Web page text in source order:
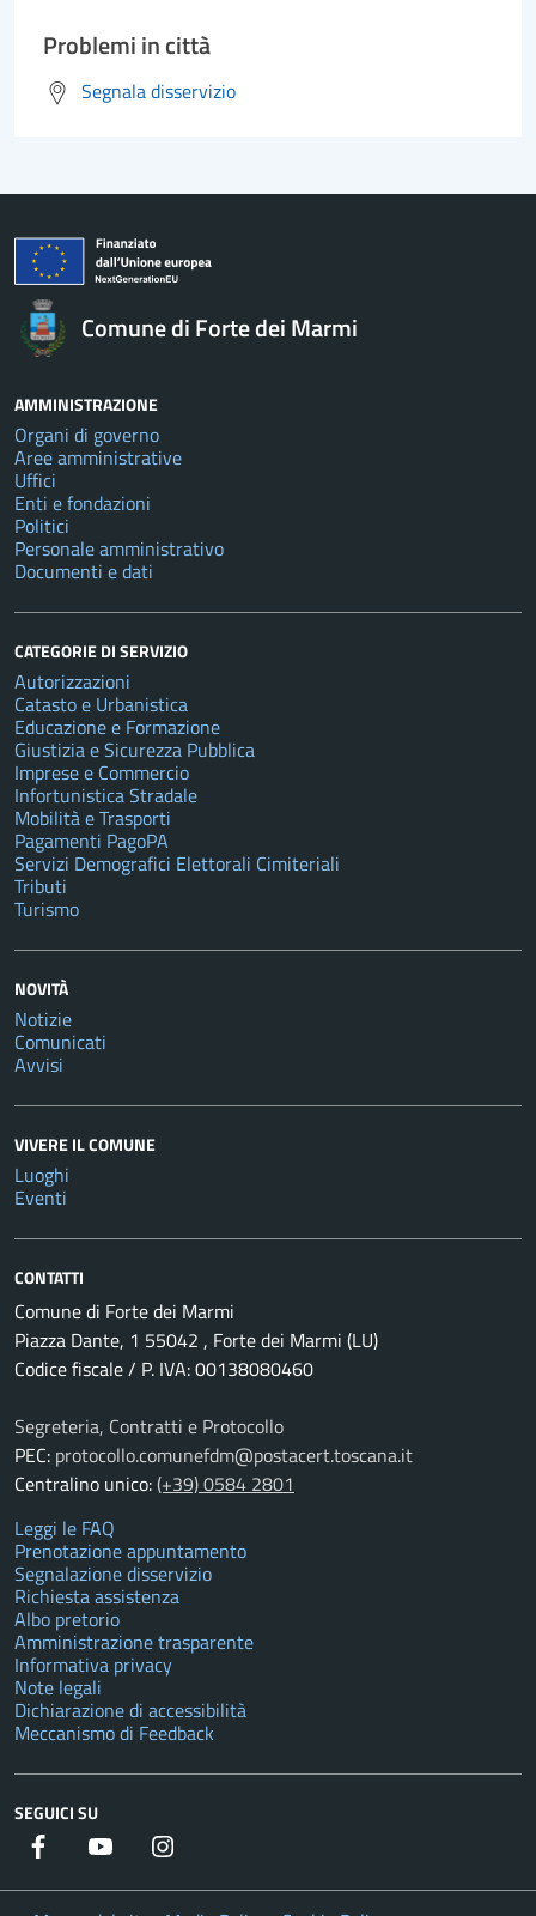
Problemi in città
Segnala disservizio
Comune di Forte dei Marmi
AMMINISTRAZIONE
Organi di governo
Aree amministrative
Uffici
Enti e fondazioni
Politici
Personale amministrativo
Documenti e dati
CATEGORIE DI SERVIZIO
Autorizzazioni
Catasto e Urbanistica
Educazione e Formazione
Giustizia e Sicurezza Pubblica
Imprese e Commercio
Infortunistica Stradale
Mobilità e Trasporti
Pagamenti PagoPA
Servizi Demografici Elettorali Cimiteriali
Tributi
Turismo
NOVITÀ
Notizie
Comunicati
Avvisi
VIVERE IL COMUNE
Luoghi
Eventi
CONTATTI
Comune di Forte dei Marmi
Piazza Dante, 1 55042 , Forte dei Marmi (LU)
Codice fiscale / P. IVA: 00138080460
Segreteria, Contratti e Protocollo
PEC: protocollo.comunefdm@postacert.toscana.it
Centralino unico:(+39) 0584 2801
Leggi le FAQ
Prenotazione appuntamento
Segnalazione disservizio
Richiesta assistenza
Albo pretorio
Amministrazione trasparente
Informativa privacy
Note legali
Dichiarazione di accessibilità
Meccanismo di Feedback
SEGUICI SU
Facebook YouTube